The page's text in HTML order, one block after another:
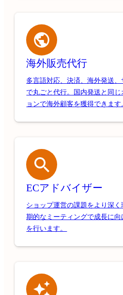
海外販売代行
多言語対応、決済、海外発送、
で丸ごと代行。国内発送と同じ
ョンで海外顧客を獲得できます
ECアドバイザー
ショップ運営の課題をより深く
期的なミーティングで成長に向
を行います。